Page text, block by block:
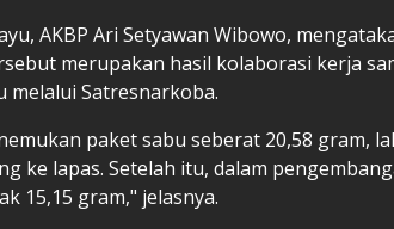
AKBP Ari Setyawan Wibowo,
merupakan hasil kolaborasi kerja
melalui Satresnarkoba.
paket sabu seberat 20,58 gram,
ke lapas. Setelah itu, dalam
15,15 gram," jelasnya.